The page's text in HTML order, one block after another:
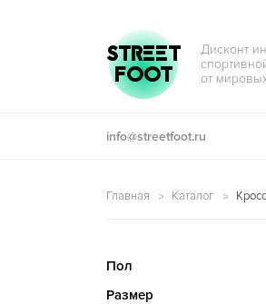
Перейти к навигации
Перейти к содержимому
STREET
FOOT
Дисконт
от
info@streetfoot.ru
Главная Каталог
Пол
Размер